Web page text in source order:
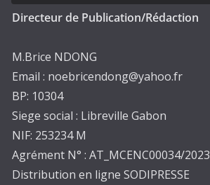
Directeur de Publication/Rédaction
M.Brice NDONG
Email : noebricendong@yahoo.fr
BP: 10304
Siege social : Libreville Gabon
NIF: 253234 M
Agrément N° : AT_MCENC00034/2023
Distribution en ligne SODIPRESSE